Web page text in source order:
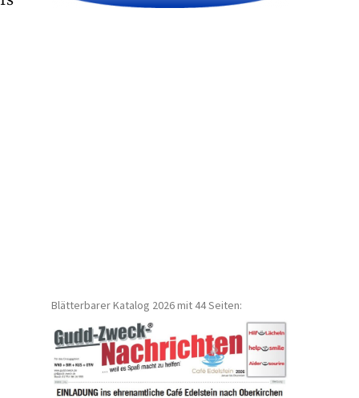
Blätterbarer Katalog 2026 mit 44 Seiten: